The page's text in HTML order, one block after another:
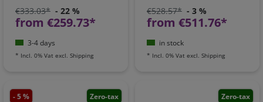
€333.03* - 22 %
from €259.73*
3-4 days
* Incl. 0% Vat excl. Shipping
€528.57* - 3 %
from €511.76*
in stock
* Incl. 0% Vat excl. Shipping
- 5 % Zero-tax Zero-tax